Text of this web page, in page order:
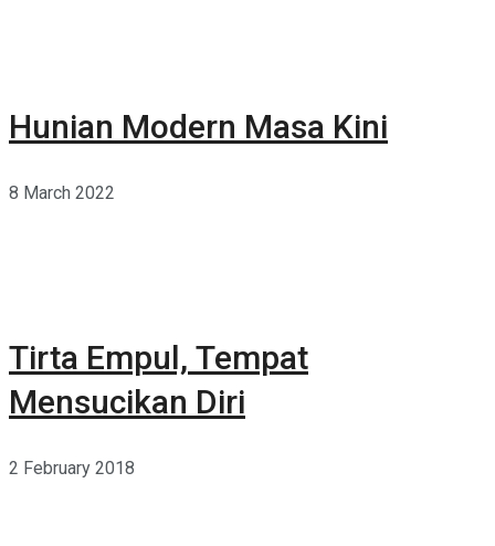
Hunian Modern Masa Kini
8 March 2022
Tirta Empul, Tempat
Mensucikan Diri
2 February 2018